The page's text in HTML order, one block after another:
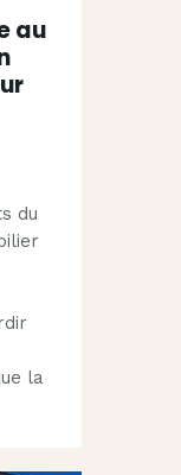
au
du
la